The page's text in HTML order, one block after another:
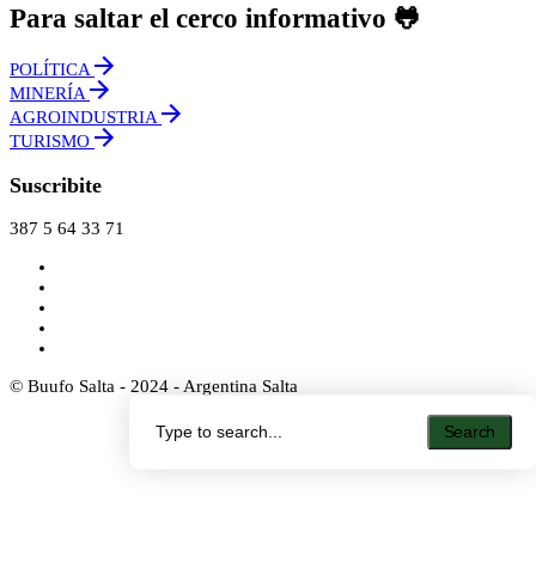
Search
Search
Para saltar el cerco informativo 🐸
POLÍTICA
MINERÍA
AGROINDUSTRIA
TURISMO
Suscribite
387 5 64 33 71
© Buufo Salta - 2024 - Argentina Salta